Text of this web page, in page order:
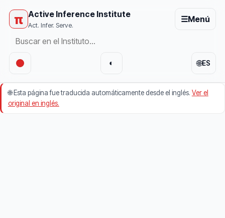
π Active Inference Institute
Act. Infer. Serve.
☰Menú
🌐ES
◐
🌐Esta página fue traducida automáticamente desde el inglés. Ver el
original en inglés.